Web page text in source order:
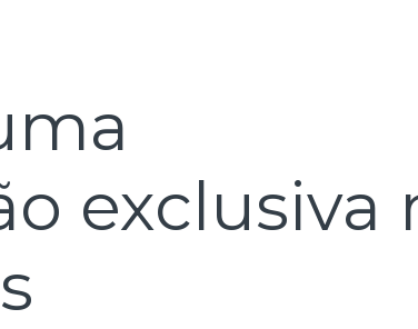
exclusiva